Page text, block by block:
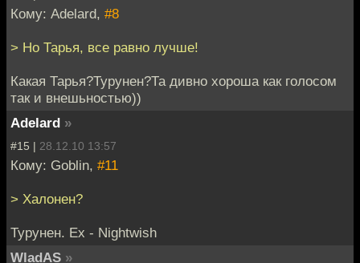
Кому: Adelard, #8
> Но Тарья, все равно лучше!
Какая Тарья?Турунен?Та дивно хороша как голосом
так и внешьностью))
Adelard »
#15 | 28.12.10 13:57
Кому: Goblin, #11
> Халонен?
Турунен. Ex - Nightwish
WladAS »